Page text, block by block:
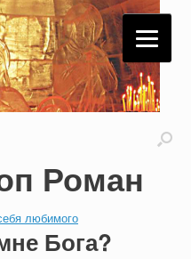
Роман
любимого
Бога?